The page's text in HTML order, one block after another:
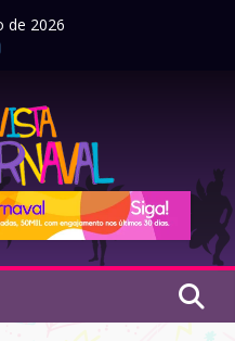
de 2026